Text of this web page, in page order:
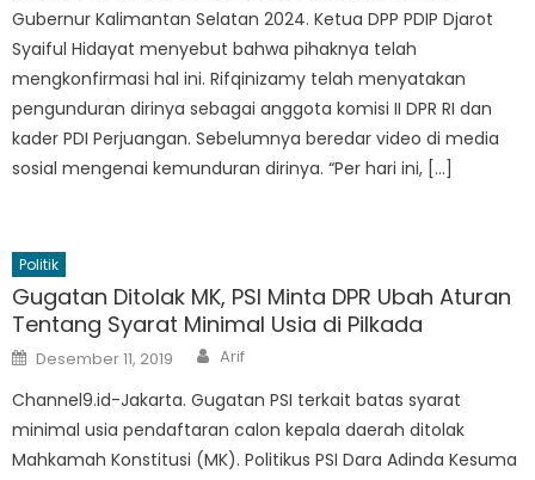
Gubernur Kalimantan Selatan 2024. Ketua DPP PDIP Djarot
Syaiful Hidayat menyebut bahwa pihaknya telah
mengkonfirmasi hal ini. Rifqinizamy telah menyatakan
pengunduran dirinya sebagai anggota komisi II DPR RI dan
kader PDI Perjuangan. Sebelumnya beredar video di media
sosial mengenai kemunduran dirinya. “Per hari ini, […]
Politik
Gugatan Ditolak MK, PSI Minta DPR Ubah Aturan
Tentang Syarat Minimal Usia di Pilkada
Posted
on
Desember 11, 2019 Author
Arif
Channel9.id-Jakarta. Gugatan PSI terkait batas syarat
minimal usia pendaftaran calon kepala daerah ditolak
Mahkamah Konstitusi (MK). Politikus PSI Dara Adinda Kesuma